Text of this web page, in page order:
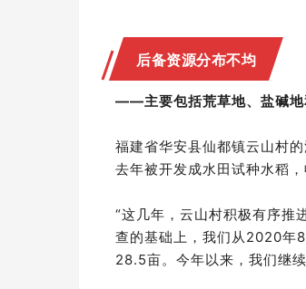
后备资源分布不均
——主要包括荒草地、盐碱地
福建省华安县仙都镇云山村
去年被开发成水田试种水稻
“这几年，云山村积极有序推
查的基础上，我们从2020年
28.5亩。今年以来，我们继